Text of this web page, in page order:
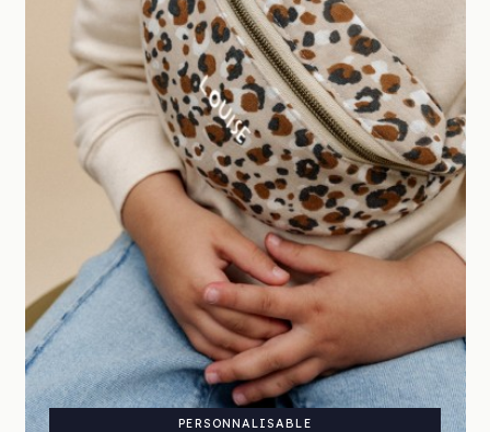
PERSONNALISABLE